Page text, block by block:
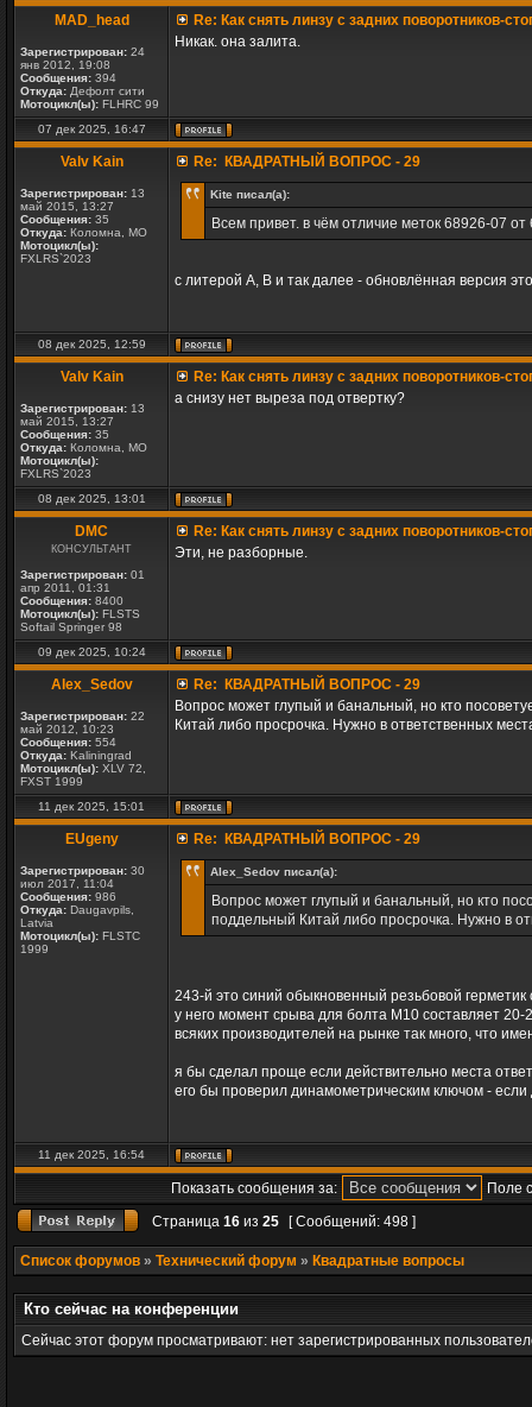
MAD_head
Зарегистрирован: 24
янв 2012, 19:08
Сообщения: 394
Откуда: Дефолт сити
Мотоцикл(ы): FLHRC 99
Re: Как снять линзу с задних поворотников-
Никак. она залита.
07 дек 2025, 16:47
Valv Kain
Зарегистрирован: 13
май 2015, 13:27
Сообщения: 35
Откуда: Коломна, МО
Мотоцикл(ы):
FXLRS`2023
Re: КВАДРАТНЫЙ ВОПРОС - 29
Kite писал(а):
Всем привет. в чём отличие меток 68926-07
с литерой А, В и так далее - обновлённая версия
08 дек 2025, 12:59
Valv Kain
Зарегистрирован: 13
май 2015, 13:27
Сообщения: 35
Откуда: Коломна, МО
Мотоцикл(ы):
FXLRS`2023
Re: Как снять линзу с задних поворотников-
а снизу нет выреза под отвертку?
08 дек 2025, 13:01
DMC
КОНСУЛЬТАНТ
Зарегистрирован: 01
апр 2011, 01:31
Сообщения: 8400
Мотоцикл(ы): FLSTS
Softail Springer 98
Re: Как снять линзу с задних поворотников-
Эти, не разборные.
09 дек 2025, 10:24
Alex_Sedov
Зарегистрирован: 22
май 2012, 10:23
Сообщения: 554
Откуда: Kaliningrad
Мотоцикл(ы): XLV 72,
FXST 1999
Re: КВАДРАТНЫЙ ВОПРОС - 29
Вопрос может глупый и банальный, но кто
Китай либо просрочка. Нужно в ответственных
11 дек 2025, 15:01
EUgeny
Зарегистрирован: 30
июл 2017, 11:04
Сообщения: 986
Откуда: Daugavpils,
Latvia
Мотоцикл(ы): FLSTC
1999
Re: КВАДРАТНЫЙ ВОПРОС - 29
Alex_Sedov писал(а):
Вопрос может глупый и банальный, но кто
поддельный Китай либо просрочка. Нужно в
243-й это cиний обыкновенный резьбовой
у него момент срыва для болта М10 составляет 20-
всяких производителей на рынке так много, что
я бы сделал проще если действительно места
его бы проверил динамометрическим ключом -
11 дек 2025, 16:54
Показать сообщения за:
Поле
Страница 16 из 25 [ Сообщений: 498 ]
Список форумов » Технический форум » Квадратные вопросы
Кто сейчас на конференции
Сейчас этот форум просматривают: нет зарегистрированных